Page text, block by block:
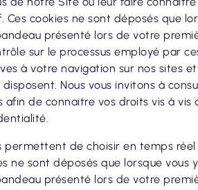
cookies ne sont déposés que
présenté lors de votre
sur le processus employé par
à votre navigation sur nos sites et
Nous vous invitons à
de connaitre vos droits vis à vis
permettent de choisir en temps
ne sont déposés que lorsque vous
présenté lors de votre